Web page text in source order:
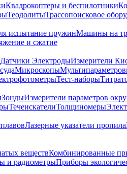
Квадрокоптеры и беспилотники
ТеодолитыТрассопоисковое
испытание пружинМашины на
и сжатие
Датчики ЭлектродыИзмерители
Микроскопы
Тест-наборы
ЗондыИзмерители параметров
ТечеискателиТолщиномеры
Лазерные указатели пропила
веществКомбинированные
и радиометрыПриборы